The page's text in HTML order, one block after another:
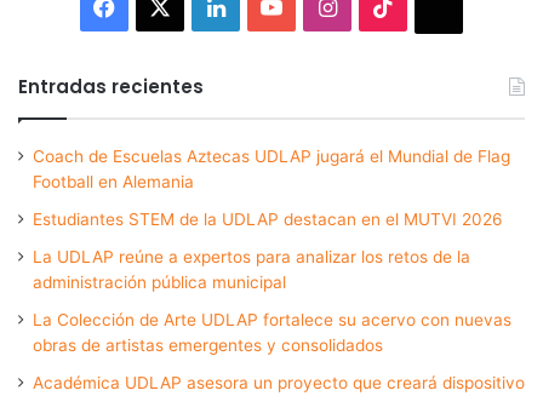
Facebook LinkedInYouTubeInstagram
Entradas recientes
Coach de Escuelas Aztecas UDLAP jugará el Mundial de Flag
Football en Alemania
Estudiantes STEM de la UDLAP destacan en el MUTVI 2026
La UDLAP reúne a expertos para analizar los retos de la
administración pública municipal
La Colección de Arte UDLAP fortalece su acervo con nuevas
obras de artistas emergentes y consolidados
Académica UDLAP asesora un proyecto que creará dispositivo